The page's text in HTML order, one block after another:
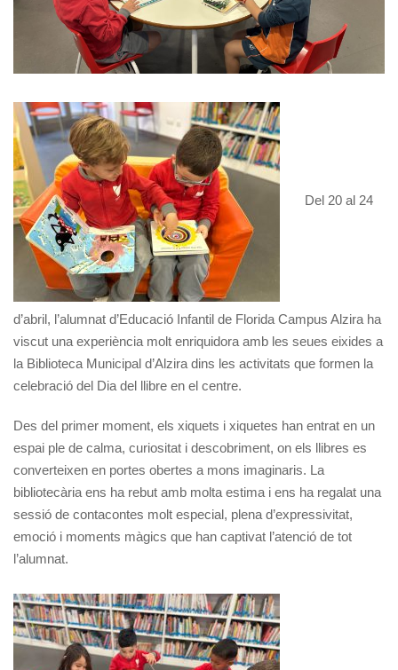
Del 20 al 24
d’abril, l’alumnat d’Educació Infantil de Florida Campus Alzira ha
viscut una experiència molt enriquidora amb les seues eixides a
la Biblioteca Municipal d’Alzira dins les activitats que formen la
celebració del Dia del llibre en el centre.
Des del primer moment, els xiquets i xiquetes han entrat en un
espai ple de calma, curiositat i descobriment, on els llibres es
converteixen en portes obertes a mons imaginaris. La
bibliotecària ens ha rebut amb molta estima i ens ha regalat una
sessió de contacontes molt especial, plena d’expressivitat,
emoció i moments màgics que han captivat l’atenció de tot
l’alumnat.